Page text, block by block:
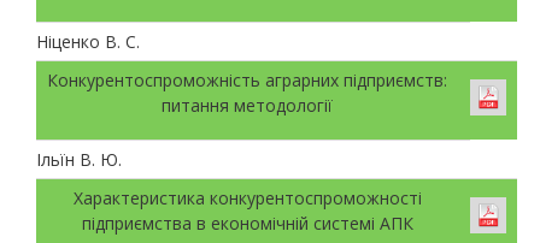
Ніценко В. С.
Конкурентоспроможність аграрних підприємств:
питання методології
Ільїн В. Ю.
Характеристика конкурентоспроможності
підприємства в економічній системі АПК